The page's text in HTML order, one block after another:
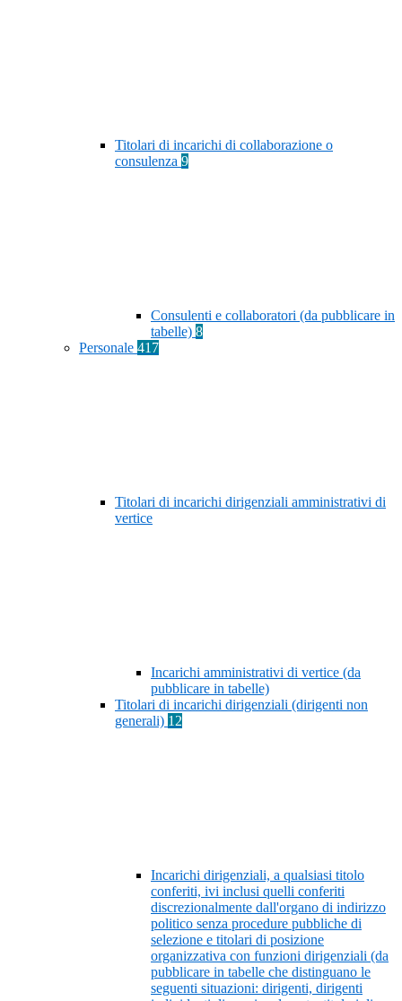
Titolari di incarichi di collaborazione o
consulenza 9
Consulenti e collaboratori (da pubblicare in
tabelle) 8
Personale 417
Titolari di incarichi dirigenziali amministrativi di
vertice
Incarichi amministrativi di vertice (da
pubblicare in tabelle)
Titolari di incarichi dirigenziali (dirigenti non
generali) 12
Incarichi dirigenziali, a qualsiasi titolo
conferiti, ivi inclusi quelli conferiti
discrezionalmente dall'organo di indirizzo
politico senza procedure pubbliche di
selezione e titolari di posizione
organizzativa con funzioni dirigenziali (da
pubblicare in tabelle che distinguano le
seguenti situazioni: dirigenti, dirigenti